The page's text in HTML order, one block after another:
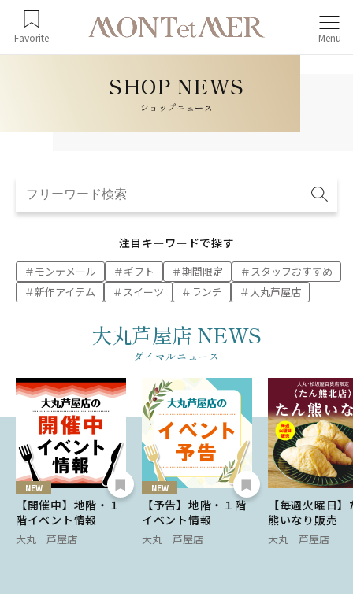
Favorite Menu
ショップニュース
注目キーワードで探す
モンテメール ギフト 期間限定
スタッフおすすめ
新作アイテム
スイーツ ランチ 大丸芦屋店
大丸芦屋店 NEWS
ダイマルニュース
NEW
【開催中】地階・１
階イベント情報
大丸 芦屋店
NEW
【予告】地階・１階
イベント情報
大丸 芦屋店
【毎週火曜日
熊いなり販売
大丸 芦屋店